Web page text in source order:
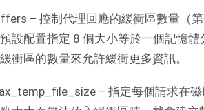
– 控制代理回應的緩衝區數量（
設配置指定 8 個大小等於一個記憶
衝區的數量來允許緩衝更多資訊。
– 指定每個請求在